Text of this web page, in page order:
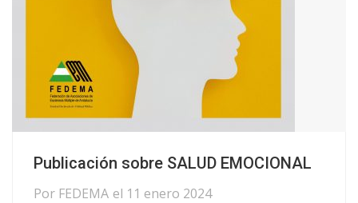
Publicación sobre SALUD EMOCIONAL
Por FEDEMA el 11 enero 2024